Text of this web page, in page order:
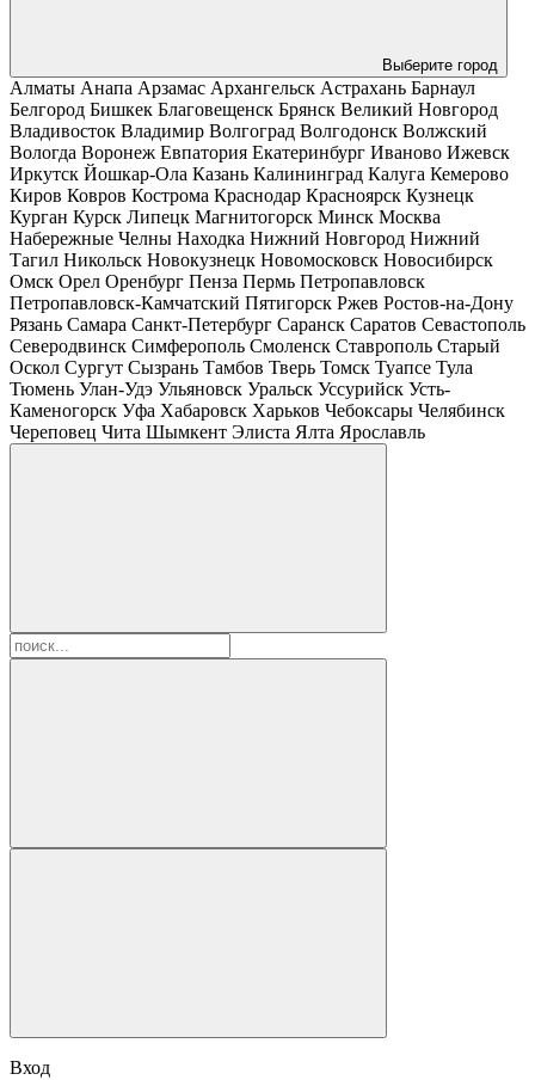
Выберите город
Алматы Анапа Арзамас Архангельск Астрахань Барнаул
Белгород Бишкек Благовещенск Брянск Великий Новгород
Владивосток Владимир Волгоград Волгодонск Волжский
Вологда Воронеж Евпатория Екатеринбург Иваново Ижевск
Иркутск Йошкар-Ола Казань Калининград Калуга Кемерово
Киров Ковров Кострома Краснодар Красноярск Кузнецк
Курган Курск Липецк Магнитогорск Минск Москва
Набережные Челны Находка Нижний Новгород Нижний
Тагил Никольск Новокузнецк Новомосковск Новосибирск
Омск Орел Оренбург Пенза Пермь Петропавловск
Петропавловск-Камчатский Пятигорск Ржев Ростов-на-Дону
Рязань Самара Санкт-Петербург Саранск Саратов Севастополь
Северодвинск Симферополь Смоленск Ставрополь Старый
Оскол Сургут Сызрань Тамбов Тверь Томск Туапсе Тула
Тюмень Улан-Удэ Ульяновск Уральск Уссурийск Усть-
Каменогорск Уфа Хабаровск Харьков Чебоксары Челябинск
Череповец Чита Шымкент Элиста Ялта Ярославль
Вход